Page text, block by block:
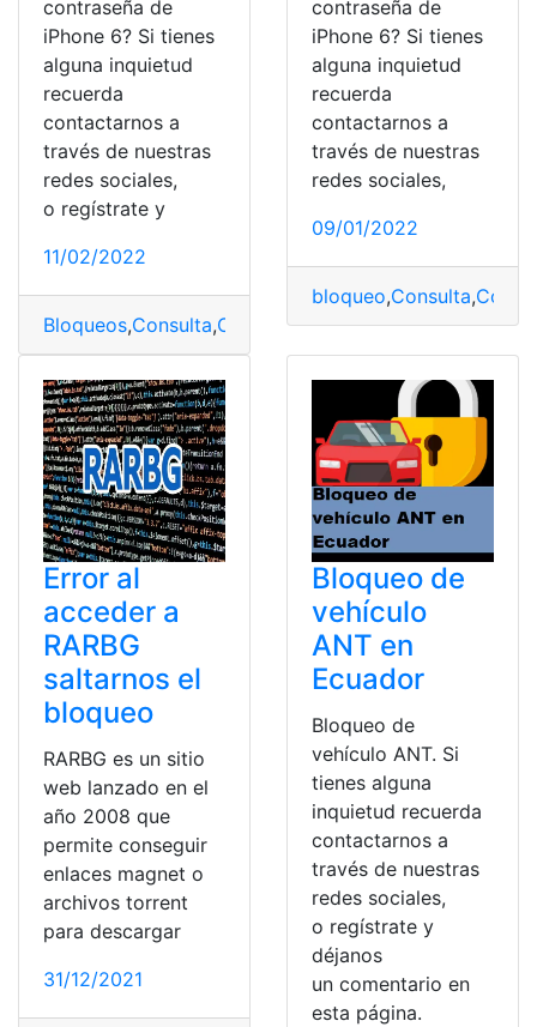
contraseña de
iPhone 6? Si tienes
alguna inquietud
recuerda
contactarnos a
través de nuestras
redes sociales,
o regístrate y
11/02/2022
Bloqueos,Consulta,Consulta online,Iphone,Quitar
contraseña de
iPhone 6? Si tienes
alguna inquietud
recuerda
contactarnos a
través de nuestras
redes sociales,
09/01/2022
bloqueo,Consulta,
Error al
acceder a
RARBG
saltarnos el
bloqueo
RARBG es un sitio
web lanzado en el
año 2008 que
permite conseguir
enlaces magnet o
archivos torrent
para descargar
31/12/2021
Bloqueo de
vehículo
ANT en
Ecuador
Bloqueo de
vehículo ANT. Si
tienes alguna
inquietud recuerda
contactarnos a
través de nuestras
redes sociales,
o regístrate y
déjanos
un comentario en
esta página.